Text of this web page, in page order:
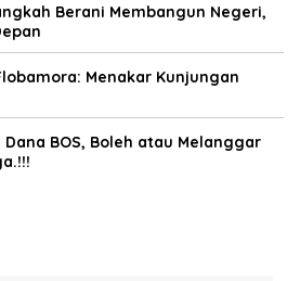
Berani Membangun Negeri,
Menakar Kunjungan
Dana BOS, Boleh atau Melanggar